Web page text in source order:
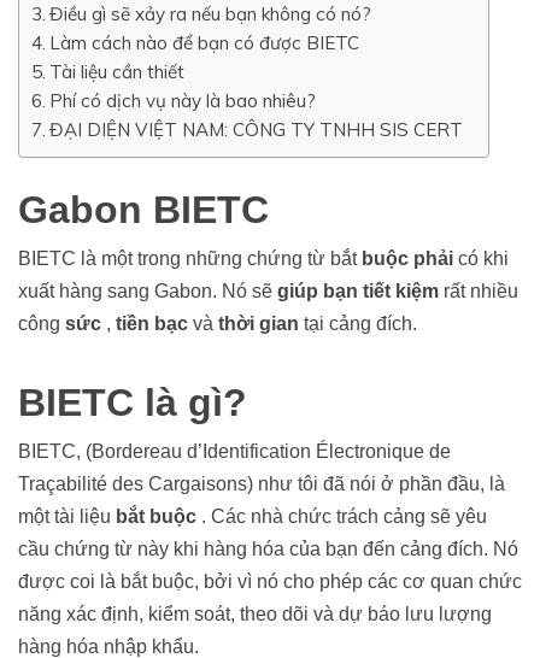
Điều gì sẽ xảy ra nếu bạn không có nó?
Làm cách nào để bạn có được BIETC
Tài liệu cần thiết
Phí có dịch vụ này là bao nhiêu?
ĐẠI DIỆN VIỆT NAM: CÔNG TY TNHH SIS CERT
Gabon BIETC
BIETC là một trong những chứng từ bắt buộc phải có khi
xuất hàng sang Gabon. Nó sẽ giúp bạn tiết kiệm rất nhiều
công sức , tiền bạc và thời gian tại cảng đích.
BIETC là gì?
BIETC, (Bordereau d’Identification Électronique de
Traçabilité des Cargaisons) như tôi đã nói ở phần đầu, là
một tài liệu bắt buộc . Các nhà chức trách cảng sẽ yêu
cầu chứng từ này khi hàng hóa của bạn đến cảng đích. Nó
được coi là bắt buộc, bởi vì nó cho phép các cơ quan chức
năng xác định, kiểm soát, theo dõi và dự báo lưu lượng
hàng hóa nhập khẩu.